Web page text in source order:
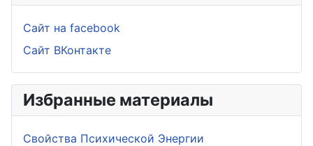
Сайт на facebook
Сайт ВКонтакте
Избранные материалы
Свойства Психической Энергии